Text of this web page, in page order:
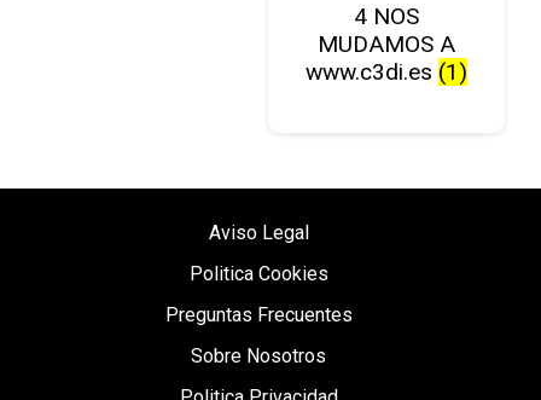
4 NOS
MUDAMOS A
www.c3di.es (1)
Aviso Legal
Politica Cookies
Preguntas Frecuentes
Sobre Nosotros